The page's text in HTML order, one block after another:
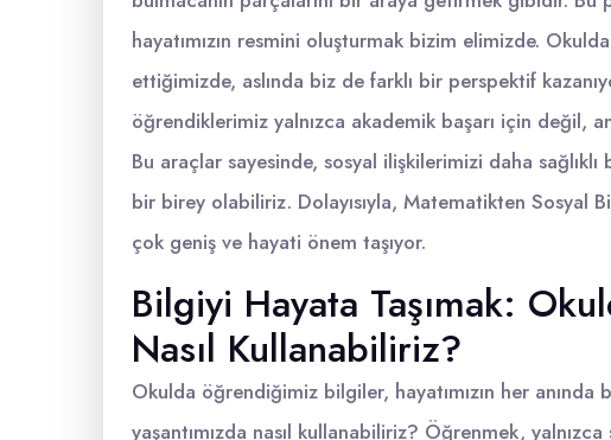
hayatımızın resmini oluşturmak bizim elimizde.
ettiğimizde, aslında biz de farklı bir perspektif
öğrendiklerimiz yalnızca akademik başarı için değil,
Bu araçlar sayesinde, sosyal ilişkilerimizi daha
bir birey olabiliriz. Dolayısıyla, Matematikten Sosyal
çok geniş ve hayati önem taşıyor.
Bilgiyi Hayata Taşımak:
Nasıl Kullanabiliriz?
Okulda öğrendiğimiz bilgiler, hayatımızın her
yaşantımızda nasıl kullanabiliriz? Öğrenmek, yalnızca